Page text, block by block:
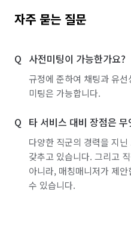
자주 묻는 질문
사전미팅이 가능한가요?
규정에 준하여 채팅과 유
미팅은 가능합니다.
타 서비스 대비 장점은
다양한 직군의 경력을 지
갖추고 있습니다. 그리고
아니라, 매칭매니저가 제
수 있습니다.